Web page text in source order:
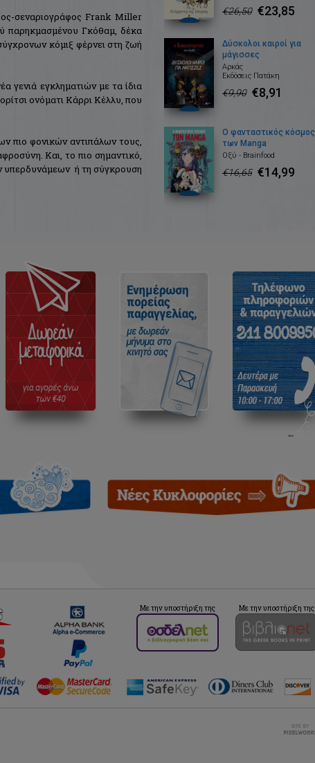
σεναριογράφος Frank Miller
παρηκμασμένου Γκόθαμ, δέκα
κόμιξ φέρνει στη ζωή
γενιά εγκληματιών με τα ίδια
ονόματι Κάρρι Κέλλυ, που
πιο φονικών αντιπάλων τους,
Και, το πιο σημαντικό,
 ή τη σύγκρουση
€26,50 €23,85
Δύσκολοι καιροί για
μάγισσες
Αρκάς
Εκδόσεις Πατάκη
€9,90 €8,91
Ο φανταστικός κόσμος
των Manga
Οξύ - Brainfood
€16,65 €14,99
Με την υποστήριξη της Με την υποστήριξη της